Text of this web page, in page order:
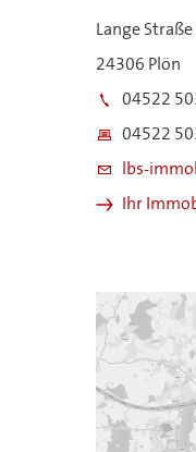
Lange Straße
24306 Plön
04522
04522
lbs-
Ihr